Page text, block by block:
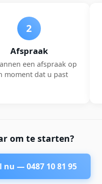
2
Afspraak
een afspraak op
moment dat u past
om te starten?
nu —0487 10 81 95